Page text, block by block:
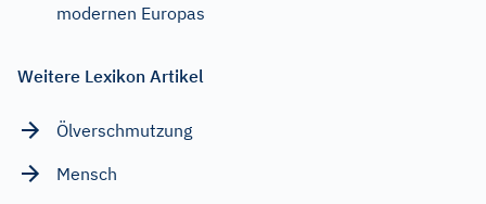
modernen Europas
Weitere Lexikon Artikel
Ölverschmutzung
Mensch